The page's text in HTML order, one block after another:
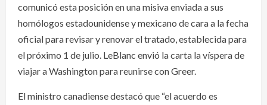
comunicó esta posición en una misiva enviada a sus
homólogos estadounidense y mexicano de cara a la fecha
oficial para revisar y renovar el tratado, establecida para
el próximo 1 de julio. LeBlanc envió la carta la víspera de
viajar a Washington para reunirse con Greer.
El ministro canadiense destacó que “el acuerdo es